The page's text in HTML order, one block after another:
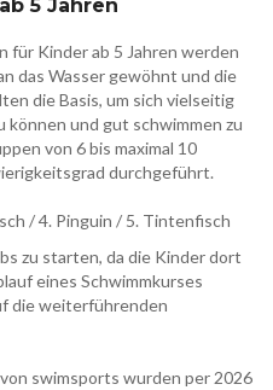
5 Jahren
für Kinder ab 5 Jahren werden
das Wasser gewöhnt und die
die Basis, um sich vielseitig
können und gut schwimmen zu
von 6 bis maximal 10
durchgeführt.
/ 4. Pinguin / 5. Tintenfisch
zu starten, da die Kinder dort
eines Schwimmkurses
die weiterführenden
swimsports wurden per 2026